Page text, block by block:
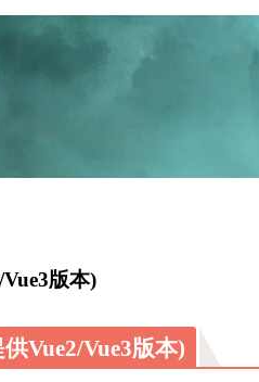
版本)
Vue2/Vue3版本)